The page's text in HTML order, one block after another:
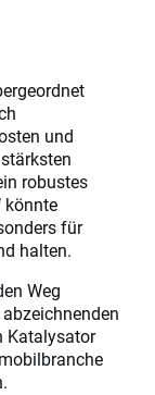
und
robustes
könnte
für
halten.
Weg
Katalysator